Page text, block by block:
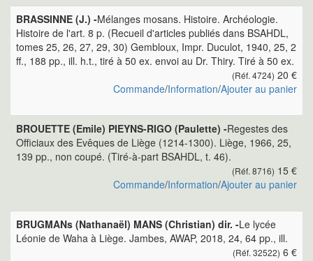
BRASSINNE (J.) -Mélanges mosans. Histoire. Archéologie.
Histoire de l'art. 8 p. (Recueil d'articles publiés dans BSAHDL,
tomes 25, 26, 27, 29, 30) Gembloux, Impr. Duculot, 1940, 25, 2
ff., 188 pp., ill. h.t., tiré à 50 ex. envoi au Dr. Thiry. Tiré à 50 ex.
(Réf. 4724) 20 €
Commande/Information/Ajouter au panier
BROUETTE (Emile) PIEYNS-RIGO (Paulette) -Regestes des
Officiaux des Evêques de Liège (1214-1300). Liège, 1966, 25,
139 pp., non coupé. (Tiré-à-part BSAHDL, t. 46).
(Réf. 8716) 15 €
Commande/Information/Ajouter au panier
BRUGMANs (Nathanaël) MANS (Christian) dir. -Le lycée
Léonie de Waha à Liège. Jambes, AWAP, 2018, 24, 64 pp., ill.
(Réf. 32522) 6 €